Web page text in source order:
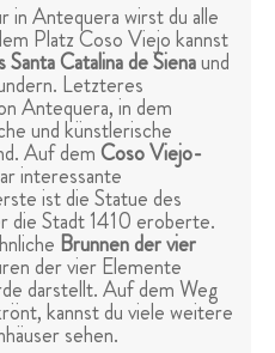
in Antequera wirst du alle
Platz Coso Viejo kannst
Catalina de Sienaund
Letzteres
Antequera, in dem
und künstlerische
Auf demCoso Viejo-
interessante
ist die Statue des
die Stadt 1410 eroberte.
Brunnen der vier
der vier Elemente
darstellt. Auf dem Weg
kannst du viele weitere
sehen.